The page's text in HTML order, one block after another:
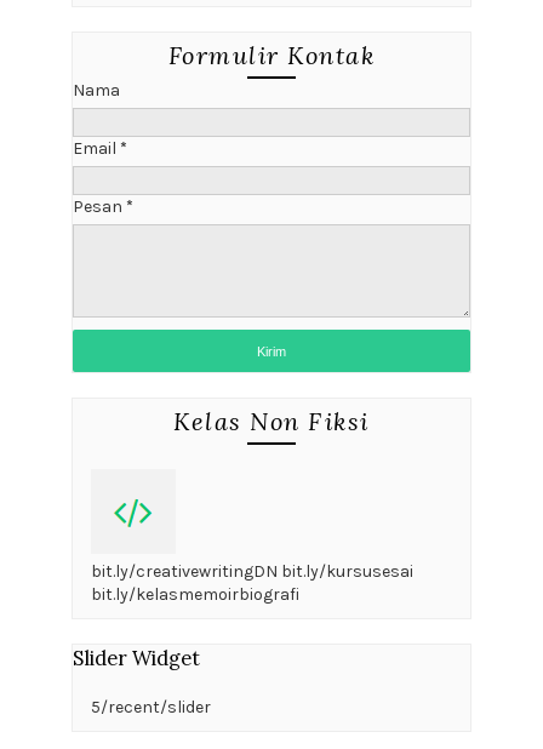
Formulir Kontak
Nama
Email *
Pesan *
Kelas Non Fiksi
bit.ly/creativewritingDN bit.ly/kursusesai
bit.ly/kelasmemoirbiografi
Slider Widget
5/recent/slider